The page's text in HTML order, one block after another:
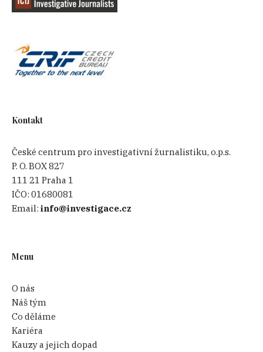
Kontakt
České centrum pro investigativní žurnalistiku, o.p.s.
P. O. BOX 827
111 21 Praha 1
IČO:01680081
Email:info@investigace.cz
Menu
O nás
Náš tým
Co děláme
Kariéra
Kauzy a jejich dopad